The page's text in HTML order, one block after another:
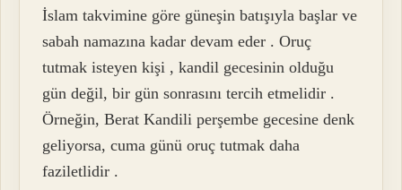
İslam takvimine göre güneşin batışıyla başlar ve
sabah namazına kadar devam eder . Oruç
tutmak isteyen kişi , kandil gecesinin olduğu
gün değil, bir gün sonrasını tercih etmelidir .
Örneğin, Berat Kandili perşembe gecesine denk
geliyorsa, cuma günü oruç tutmak daha
faziletlidir .